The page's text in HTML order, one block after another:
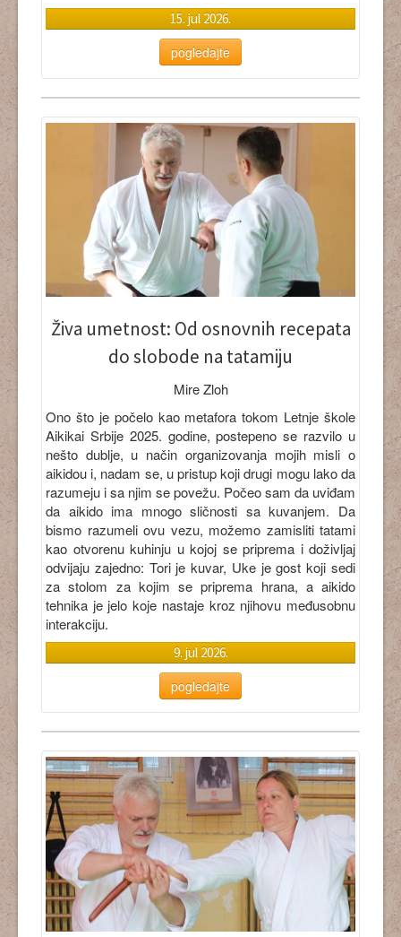
15. jul 2026.
pogledajte
Živa umetnost: Od osnovnih recepata
do slobode na tatamiju
Mire Zloh
Ono što je počelo kao metafora tokom Letnje škole
Aikikai Srbije 2025. godine, postepeno se razvilo u
nešto dublje, u način organizovanja mojih misli o
aikidou i, nadam se, u pristup koji drugi mogu lako da
razumeju i sa njim se povežu. Počeo sam da uviđam
da aikido ima mnogo sličnosti sa kuvanjem. Da
bismo razumeli ovu vezu, možemo zamisliti tatami
kao otvorenu kuhinju u kojoj se priprema i doživljaj
odvijaju zajedno: Tori je kuvar, Uke je gost koji sedi
za stolom za kojim se priprema hrana, a aikido
tehnika je jelo koje nastaje kroz njihovu međusobnu
interakciju.
9. jul 2026.
pogledajte